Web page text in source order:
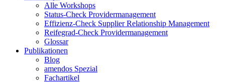
Alle Workshops
Status-Check Providermanagement
Effizienz-Check Supplier Relationship Management
Reifegrad-Check Providermanagement
Glossar
Publikationen
Blog
amendos Spezial
Fachartikel